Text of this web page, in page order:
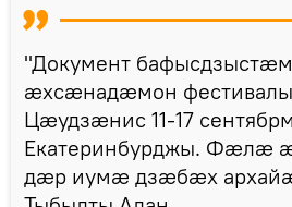
"Документ
æхсæнадæмон
Цæудзæнис 11-17
Екатеринбурджы. Фæлæ
дæр иумæ дзæбæх